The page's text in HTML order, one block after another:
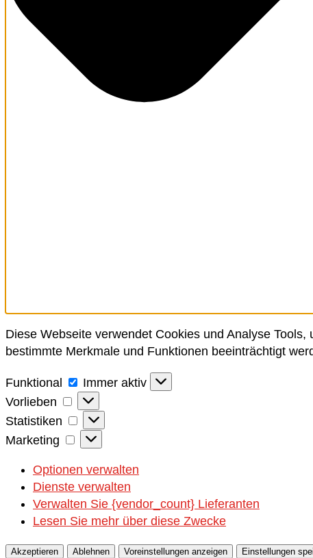
Diese Webseite verwendet Cookies und Analyse
bestimmte Merkmale und Funktionen beeinträchtigt
Funktional Funktional
Immer aktiv
Vorlieben
Vorlieben
Statistiken
Statistiken
Marketing
Marketing
Optionen verwalten
Dienste verwalten
Verwalten Sie {vendor_count} Lieferanten
Lesen Sie mehr über diese Zwecke
Akzeptieren Ablehnen Voreinstellungen anzeigen Einstellungen